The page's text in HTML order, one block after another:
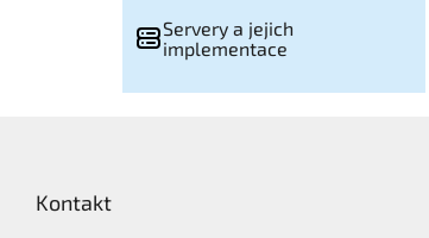
Servery a jejich
implementace
Kontakt